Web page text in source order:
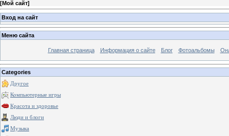
[Мой сайт]
Вход на сайт
Меню сайта
Главная страница Информация о сайте Блог Фотоальбомы
Categories
Другое
Компьютерные игры
Красота и здоровье
Люди и блоги
Музыка